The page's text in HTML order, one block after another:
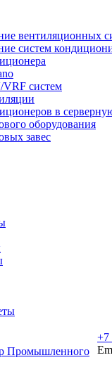
вентиляционных
систем
систем
в
оборудования
завес
+7